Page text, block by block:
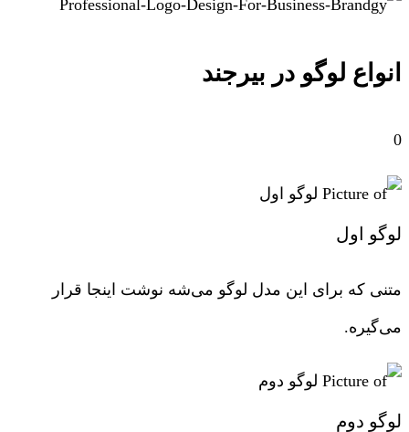
انواع لوگو در بیرجند
0
لوگو اول
متنی که برای این مدل لوگو می‌شه نوشت اینجا قرار
می‌گیره.
لوگو دوم